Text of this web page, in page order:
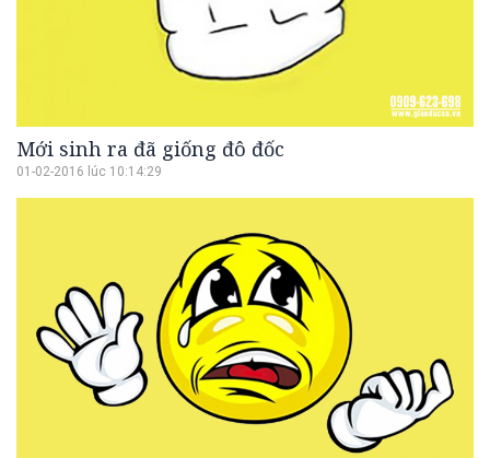
Mới sinh ra đã giống đô đốc
01-02-2016 lúc 10:14:29